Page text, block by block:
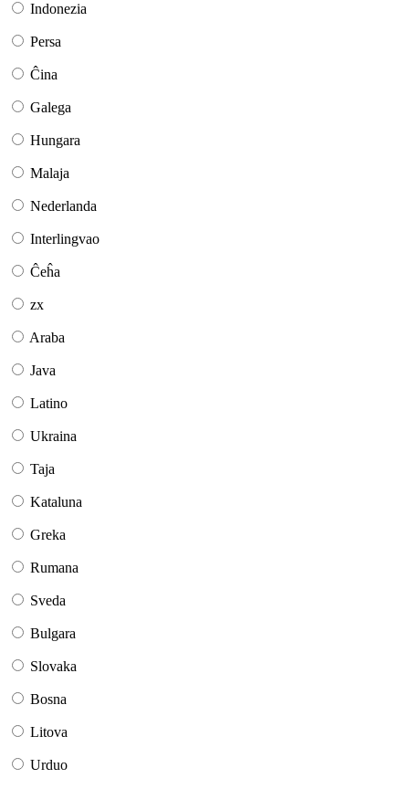
Indonezia
Persa
Ĉina
Galega
Hungara
Malaja
Nederlanda
Interlingvao
Ĉeĥa
zx
Araba
Java
Latino
Ukraina
Taja
Kataluna
Greka
Rumana
Sveda
Bulgara
Slovaka
Bosna
Litova
Urduo